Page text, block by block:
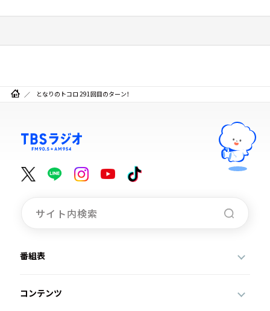
となりのトコロ 291回目のターン！
番組表
コンテンツ